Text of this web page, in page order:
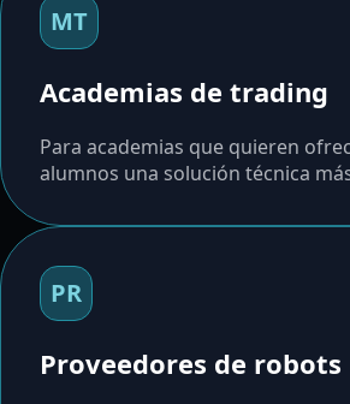
MT
Academias de trading
Para academias que quieren
alumnos una solución técnica
PR
Proveedores de robots